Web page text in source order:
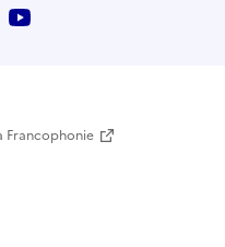
Francophonie